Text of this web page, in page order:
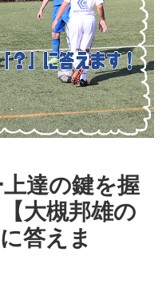
達の鍵を握
大槻邦雄の
答えま